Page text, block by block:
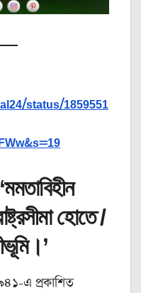
status/1859551
হোতে /
এ প্রকাশিত